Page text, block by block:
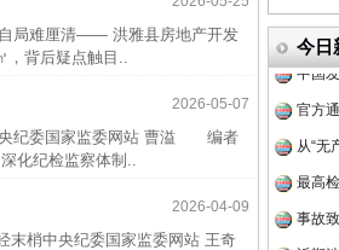
局难厘清—— 洪雅县房地产开发
背后疑点触目..
2026-05-07
央纪委国家监委网站 曹溢 编者
化纪检监察体制..
2026-04-09
末梢中央纪委国家监委网站 王奇
今日
中国
官方
从“无
最高
事故
近期